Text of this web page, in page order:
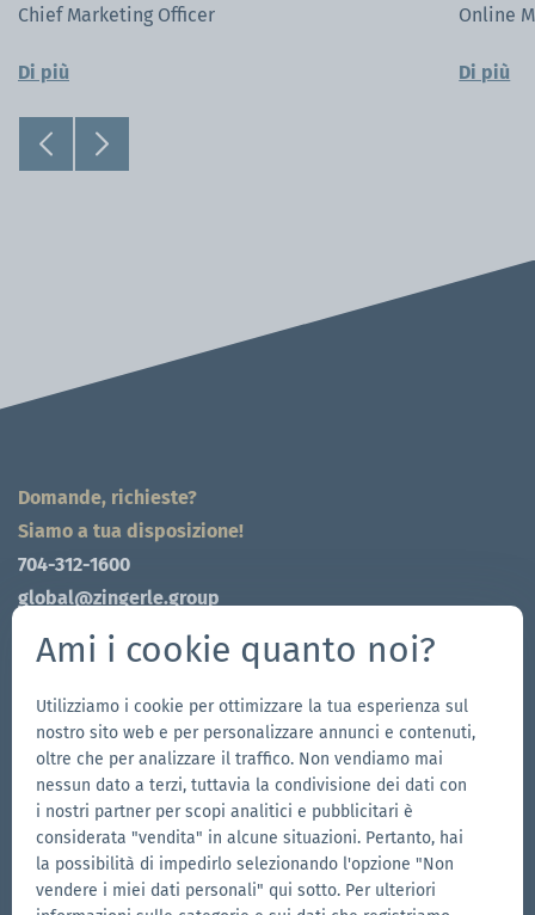
Chief Marketing Officer
Di più
Online
Di più
Domande, richieste?
Siamo a tua disposizione!
704-312-1600
global@zingerle.group
Vai
alla
Facebook
Vai
alla
pagina
Instagram
Seguici
su
YouTube
Vai
alla
pagina
LinkedIn
I nostri brand
Vai
al
sito
Vai
al
sito
Vai
Ami i cookie quanto noi?
Utilizziamo i cookie per ottimizzare la tua esperienza sul
nostro sito web e per personalizzare annunci e contenuti,
oltre che per analizzare il traffico. Non vendiamo mai
nessun dato a terzi, tuttavia la condivisione dei dati con
i nostri partner per scopi analitici e pubblicitari è
considerata "vendita" in alcune situazioni. Pertanto, hai
la possibilità di impedirlo selezionando l'opzione "Non
vendere i miei dati personali" qui sotto. Per ulteriori